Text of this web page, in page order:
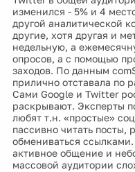
изменился - 5% и 4
другой аналитической
другие, хотя другая и
недельную, а
опросов, а с помощью
заходов. По данным
прилично отставала по
Сами Google и Twitter
раскрывают. Эксперты
любят т.н. «простые»
пассивно читать посты,
обмениваться
активное общение и
массовой аудитории